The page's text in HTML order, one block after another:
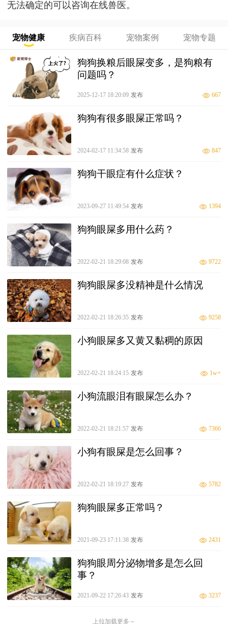
无法确定的可以咨询在线兽医。
宠物健康 疾病百科 宠物案例 宠物专题
狗狗换粮后眼屎变多，是狗粮有
问题吗？
2025-12-17 18:20:09 发布 667
狗狗有很多眼屎正常吗？
2024-02-17 11:34:58 发布 847
狗狗干眼症有什么症状？
2023-09-27 11:49:54 发布 1394
狗狗眼屎多用什么药？
2022-02-21 18:29:08 发布 9722
狗狗眼屎多没精神是什么情况
2022-02-21 18:26:35 发布 9258
小狗眼屎多又黄又黏稠的原因
2022-02-21 18:24:15 发布 1w+
小狗流眼泪有眼屎怎么办？
2022-02-21 18:21:57 发布 7366
小狗有眼屎是怎么回事？
2022-02-21 18:19:27 发布 5782
狗狗眼屎多正常吗？
2021-09-23 17:11:38 发布 2431
狗狗眼周分泌物增多是怎么回
事？
2021-09-22 17:26:43 发布 3237
上拉加载更多～